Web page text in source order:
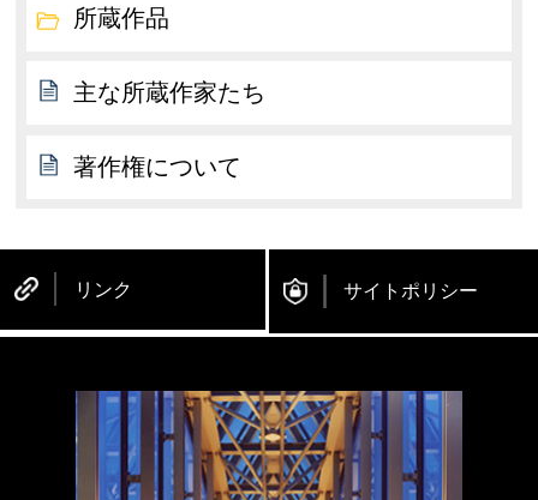
所蔵作品
主な所蔵作家たち
著作権について
リンク サイトポリシー